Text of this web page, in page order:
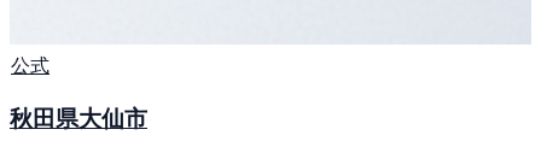
公式
秋田県大仙市